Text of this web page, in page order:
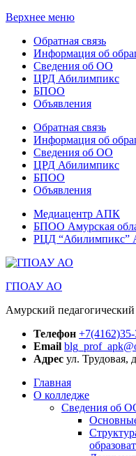
Верхнее меню
Обратная связь
Информация об
Сведения об ОО
ЦРД Абилимпикс
БПОО
Объявления
Обратная связь
Информация об
Сведения об ОО
ЦРД Абилимпикс
БПОО
Объявления
Медиацентр АПК
БПОО Амурская
РЦД “Абилимпикс”
ГПОАУ АО
Амурский
Телефон
Email
Адрес ул. Трудовая,
Главная
О колледже
Сведения об